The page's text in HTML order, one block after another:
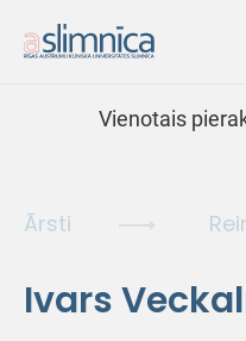
Vienotais
Ārsti
Ivars